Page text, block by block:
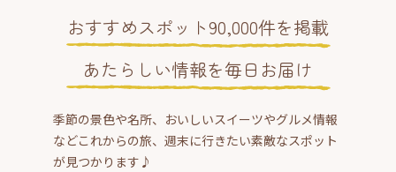
おすすめスポット90,000件を掲載
あたらしい情報を毎日お届け
季節の景色や名所、おいしいスイーツやグルメ情報
などこれからの旅、週末に行きたい素敵なスポット
が見つかります♪